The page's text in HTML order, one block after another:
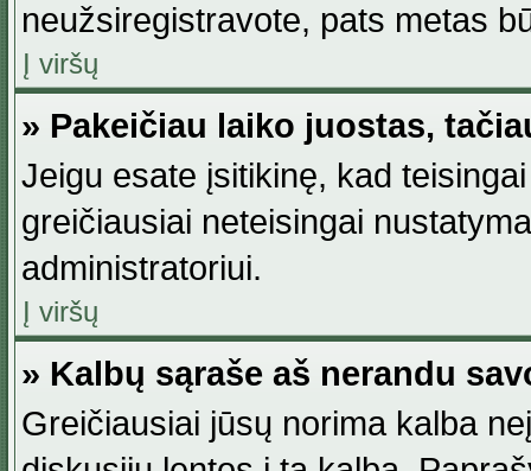
neužsiregistravote, pats metas
Į viršų
» Pakeičiau laiko juostas,
Jeigu esate įsitikinę, kad
greičiausiai neteisingai
administratoriui.
Į viršų
» Kalbų sąraše aš nerandu
Greičiausiai jūsų norima kalba